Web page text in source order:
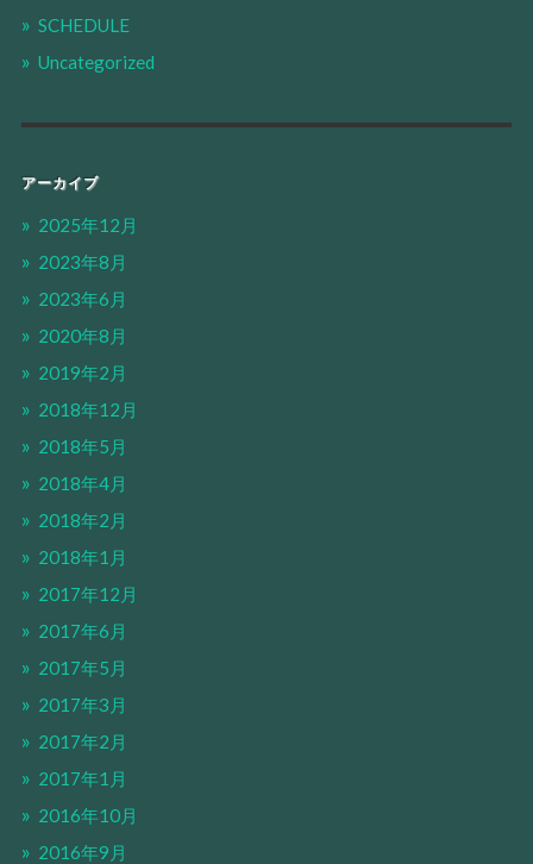
SCHEDULE
Uncategorized
アーカイブ
2025年12月
2023年8月
2023年6月
2020年8月
2019年2月
2018年12月
2018年5月
2018年4月
2018年2月
2018年1月
2017年12月
2017年6月
2017年5月
2017年3月
2017年2月
2017年1月
2016年10月
2016年9月